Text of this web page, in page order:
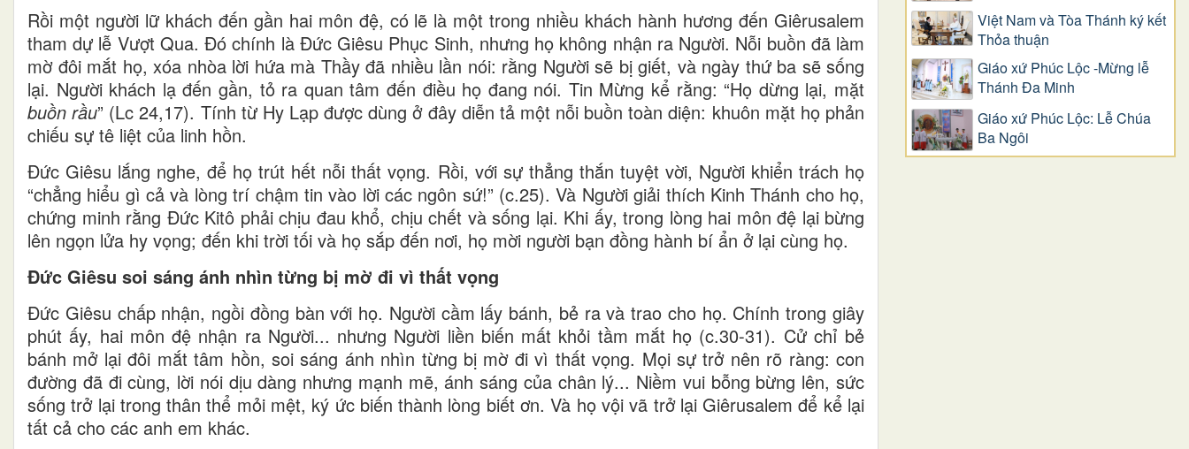
Rồi một người lữ khách đến gần hai môn đệ, có lẽ là một trong nhiều khách hành hương đến Giêrusalem
tham dự lễ Vượt Qua. Đó chính là Đức Giêsu Phục Sinh, nhưng họ không nhận ra Người. Nỗi buồn đã làm
mờ đôi mắt họ, xóa nhòa lời hứa mà Thầy đã nhiều lần nói: rằng Người sẽ bị giết, và ngày thứ ba sẽ sống
lại. Người khách lạ đến gần, tỏ ra quan tâm đến điều họ đang nói. Tin Mừng kể rằng: “Họ dừng lại, mặt
buồn rầu” (Lc 24,17). Tính từ Hy Lạp được dùng ở đây diễn tả một nỗi buồn toàn diện: khuôn mặt họ phản
chiếu sự tê liệt của linh hồn.
Đức Giêsu lắng nghe, để họ trút hết nỗi thất vọng. Rồi, với sự thẳng thắn tuyệt vời, Người khiển trách họ
“chẳng hiểu gì cả và lòng trí chậm tin vào lời các ngôn sứ!” (c.25). Và Người giải thích Kinh Thánh cho họ,
chứng minh rằng Đức Kitô phải chịu đau khổ, chịu chết và sống lại. Khi ấy, trong lòng hai môn đệ lại bừng
lên ngọn lửa hy vọng; đến khi trời tối và họ sắp đến nơi, họ mời người bạn đồng hành bí ẩn ở lại cùng họ.
Đức Giêsu soi sáng ánh nhìn từng bị mờ đi vì thất vọng
Đức Giêsu chấp nhận, ngồi đồng bàn với họ. Người cầm lấy bánh, bẻ ra và trao cho họ. Chính trong giây
phút ấy, hai môn đệ nhận ra Người... nhưng Người liền biến mất khỏi tầm mắt họ (c.30-31). Cử chỉ bẻ
bánh mở lại đôi mắt tâm hồn, soi sáng ánh nhìn từng bị mờ đi vì thất vọng. Mọi sự trở nên rõ ràng: con
đường đã đi cùng, lời nói dịu dàng nhưng mạnh mẽ, ánh sáng của chân lý... Niềm vui bỗng bừng lên, sức
sống trở lại trong thân thể mỏi mệt, ký ức biến thành lòng biết ơn. Và họ vội vã trở lại Giêrusalem để kể lại
tất cả cho các anh em khác.
Việt Nam và Tòa Thánh ký kết
Thỏa thuận
Giáo xứ Phúc Lộc -Mừng lễ
Thánh Đa Minh
Giáo xứ Phúc Lộc: Lễ Chúa
Ba Ngôi